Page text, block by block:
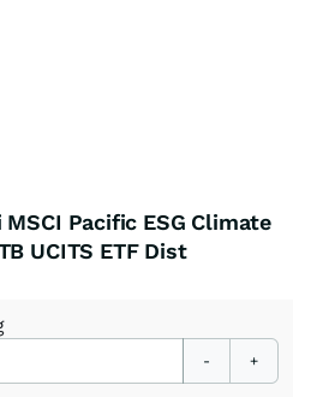
Pacific ESG Climate
UCITS ETF Dist
- +